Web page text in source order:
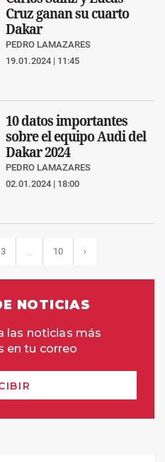
Cruz ganan su cuarto
Dakar
PEDRO LAMAZARES
19.01.2024 | 11:45
10 datos importantes
sobre el equipo Audi del
Dakar 2024
PEDRO LAMAZARES
02.01.2024 | 18:00
3 10 ›